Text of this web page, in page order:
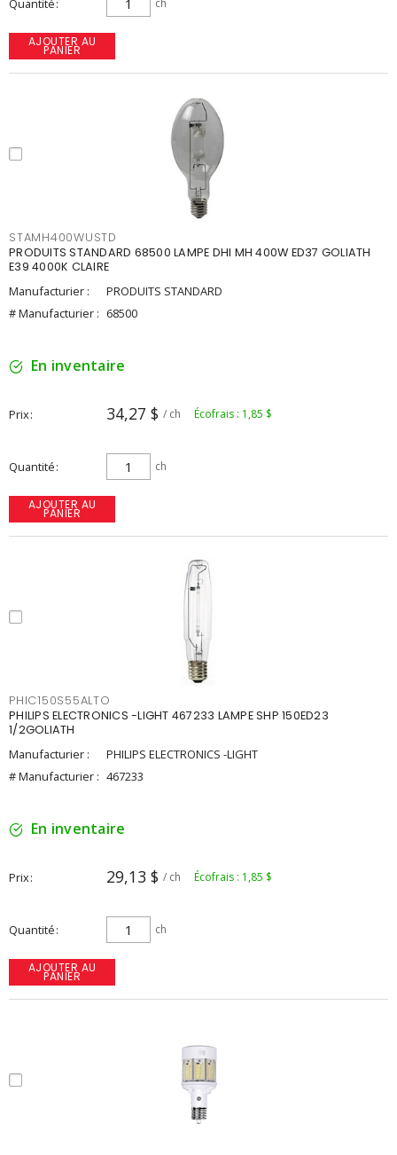
Quantité ch
AJOUTER AU
PANIER
STAMH400WUSTD
PRODUITS STANDARD 68500 LAMPE DHI MH 400W ED37 GOLIATH
E39 4000K CLAIRE
Manufacturier :
PRODUITS STANDARD
# Manufacturier : 68500
En inventaire
Prix 34,27 $ / ch Écofrais : 1,85 $
Quantité ch
AJOUTER AU
PANIER
PHIC150S55ALTO
PHILIPS ELECTRONICS -LIGHT 467233 LAMPE SHP 150ED23
1/2GOLIATH
Manufacturier :
PHILIPS ELECTRONICS -LIGHT
# Manufacturier : 467233
En inventaire
Prix 29,13 $ / ch Écofrais : 1,85 $
Quantité ch
AJOUTER AU
PANIER